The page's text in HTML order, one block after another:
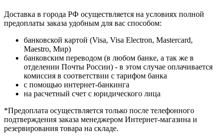
Доставка в города РФ осуществляется на условиях полной
предоплаты заказа удобным для вас способом:
банковской картой (Visa, Visa Electron, Mastercard,
Maestro, Мир)
банковским переводом (в любом банке, а так же в
отделении Почты России) - в этом случае оплачивается
комиссия в соответствии с тарифом банка
с помощью интернет-банкинга
на расчетный счет с юридического лица
*Предоплата осуществляется только после телефонного
подтверждения заказа менеджером Интернет-магазина и
резервирования товара на складе.